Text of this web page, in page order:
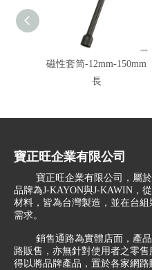
磁性套筒-12mm-150mm
長
寶正旺企業有限公司
寶正旺企業有限公司，屬
品牌為J-KAYON與J-KAWIN，
材料，皆為台灣製造，並在台
需求。
銷售通路為實體店面，產品
路販售，亦無針對使用者之零售
得以將品牌產品，置於各家網路